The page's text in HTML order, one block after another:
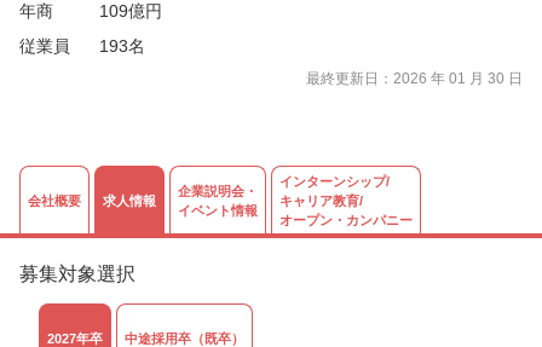
年商
109億円
従業員
193名
最終更新日：2026 年 01 月 30 日
会社概要 求人情報
企業説明会・
イベント情報
インターンシップ/
キャリア教育/
オープン・カンパニー
募集対象選択
2027年卒 中途採用卒（既卒）